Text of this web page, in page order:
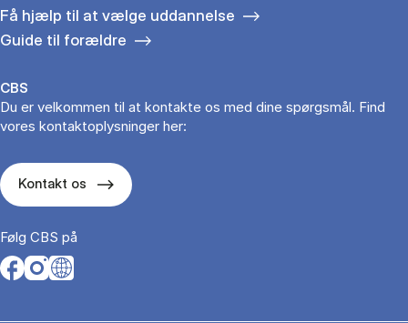
Få hjælp til at vælge uddannelse
Guide til forældre
CBS
Du er velkommen til at kontakte os med dine spørgsmål. Find
vores kontaktoplysninger her:
Kontakt os
Følg CBS på
Opens in a new tab
Opens in a new tab
Opens in a new tab